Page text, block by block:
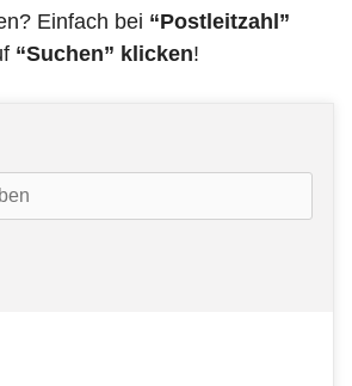
Einfach bei “Postleitzahl”
“Suchen” klicken!